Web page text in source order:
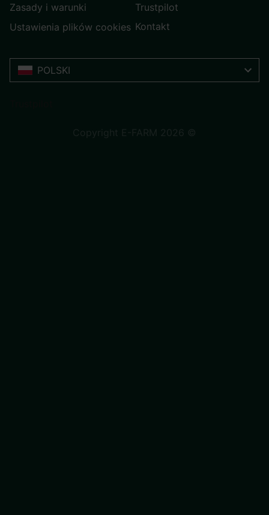
Zasady i warunki
Ustawienia plików cookies
Trustpilot
Kontakt
POLSKI